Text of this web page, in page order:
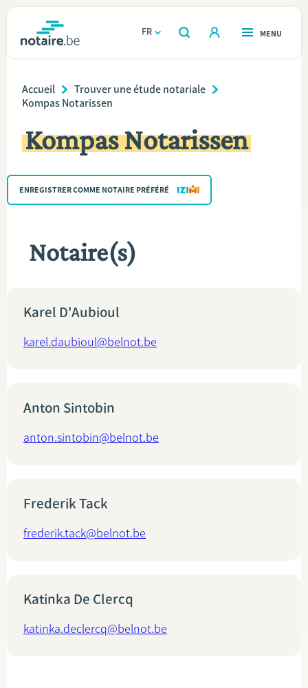
FR
OUVERT
RECHERCHER
OUVERT
MENU
Immobilier
Entreprendre
Le notaire
TROUVER UN NOTAIRE
Breadcrumb
Accueil
Trouver une étude notariale
Kompas Notarissen
Kompas Notarissen
ENREGISTRER COMME NOTAIRE PRÉFÉRÉ
Notaire(s)
Karel D'Aubioul
karel.daubioul@belnot.be
Anton Sintobin
anton.sintobin@belnot.be
Frederik Tack
frederik.tack@belnot.be
Katinka De Clercq
katinka.declercq@belnot.be